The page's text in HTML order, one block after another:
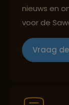
nieuws en
voor de
Vraag